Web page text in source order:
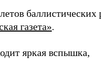
баллистических
газета».
яркая вспышка,